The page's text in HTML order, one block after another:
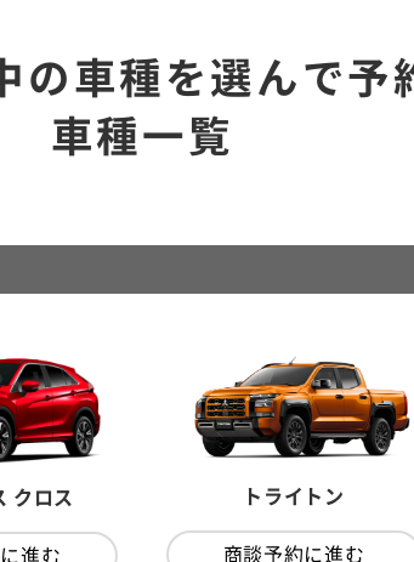
の車種を選んで予
車種一覧
クロス
進む
トライトン
商談予約に進む